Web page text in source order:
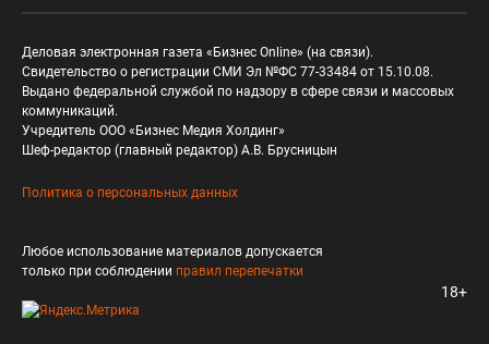
Деловая электронная газета «Бизнес Online» (на связи).
Свидетельство о регистрации СМИ Эл №ФС 77-33484 от 15.10.08.
Выдано федеральной службой по надзору в сфере связи и массовых
коммуникаций.
Учредитель ООО «Бизнес Медия Холдинг»
Шеф-редактор (главный редактор) А.В. Брусницын
Политика о персональных данных
Любое использование материалов допускается
только при соблюдении правил перепечатки
18+